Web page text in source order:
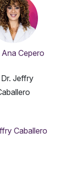
Cepero
Caballero